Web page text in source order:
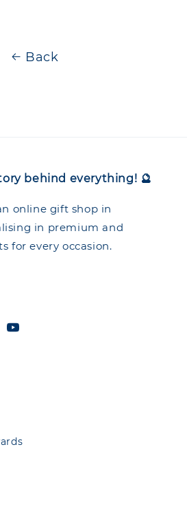
Back
behind everything! 🔮
online gift shop in
in premium and
for every occasion.